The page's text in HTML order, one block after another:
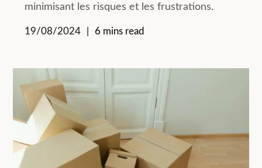
minimisant les risques et les frustrations.
19/08/2024 6 mins read